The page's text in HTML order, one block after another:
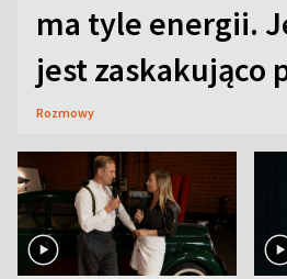
ma tyle energii.
jest zaskakująco
Rozmowy